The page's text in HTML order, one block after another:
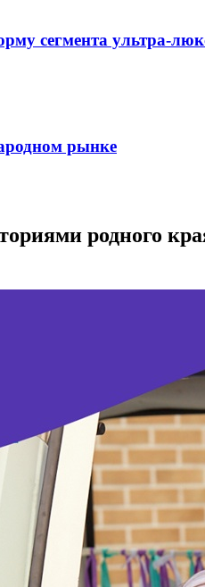
сегмента ультра-
рынке
родного